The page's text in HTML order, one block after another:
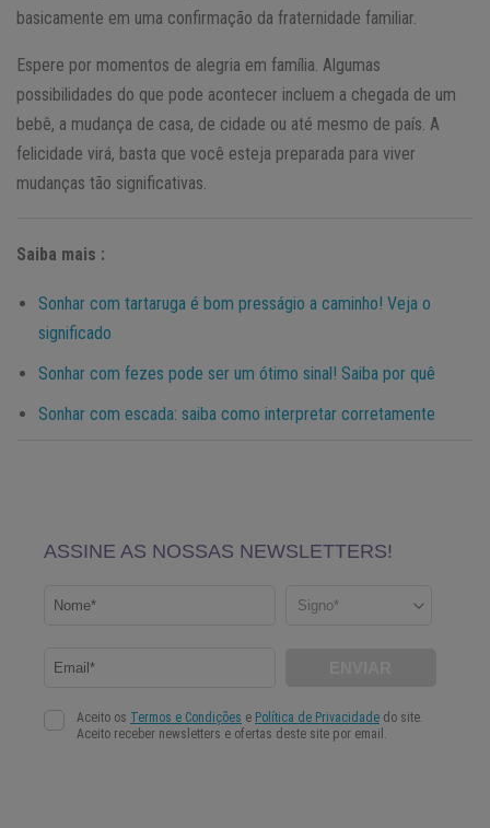
basicamente em uma confirmação da fraternidade familiar.
Espere por momentos de alegria em família. Algumas
possibilidades do que pode acontecer incluem a chegada de um
bebê, a mudança de casa, de cidade ou até mesmo de país. A
felicidade virá, basta que você esteja preparada para viver
mudanças tão significativas.
Saiba mais :
Sonhar com tartaruga é bom presságio a caminho! Veja o
significado
Sonhar com fezes pode ser um ótimo sinal! Saiba por quê
Sonhar com escada: saiba como interpretar corretamente